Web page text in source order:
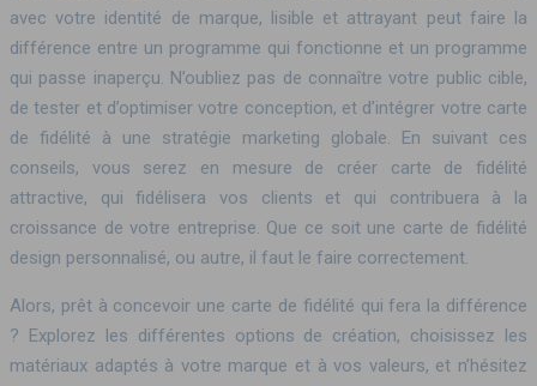
avec votre identité de marque, lisible et attrayant peut faire la
différence entre un programme qui fonctionne et un programme
qui passe inaperçu. N’oubliez pas de connaître votre public cible,
de tester et d’optimiser votre conception, et d’intégrer votre carte
de fidélité à une stratégie marketing globale. En suivant ces
conseils, vous serez en mesure de créer carte de fidélité
attractive, qui fidélisera vos clients et qui contribuera à la
croissance de votre entreprise. Que ce soit une carte de fidélité
design personnalisé, ou autre, il faut le faire correctement.
Alors, prêt à concevoir une carte de fidélité qui fera la différence
? Explorez les différentes options de création, choisissez les
matériaux adaptés à votre marque et à vos valeurs, et n’hésitez